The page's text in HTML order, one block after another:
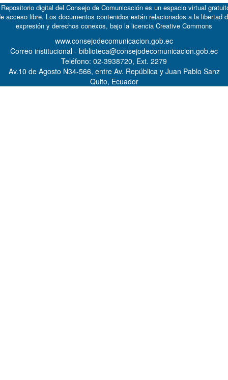
digital del Consejo de Comunicación es un espacio virtual
acceso libre. Los documentos contenidos están relacionados a la libertad
expresión y derechos conexos, bajo la licencia Creative Commons
www.consejodecomunicacion.gob.ec
Correo institucional - biblioteca@consejodecomunicacion.gob.ec
Teléfono: 02-3938720, Ext. 2279
Av.10 de Agosto N34-566, entre Av. República y Juan Pablo Sanz
Quito, Ecuador